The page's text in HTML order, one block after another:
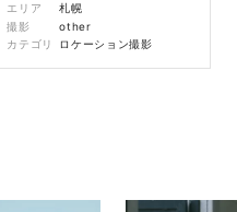
エリア
札幌
撮影
other
カテゴリ
ロケーション撮影